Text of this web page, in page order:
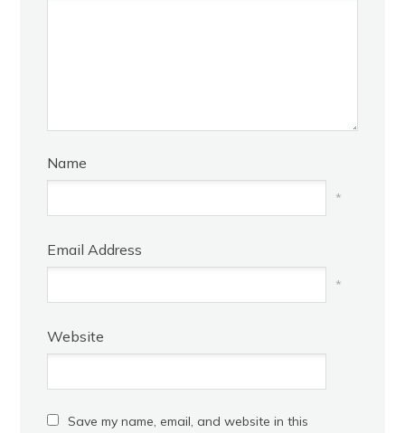
Name
*
Email Address
*
Website
Save my name, email, and website in this